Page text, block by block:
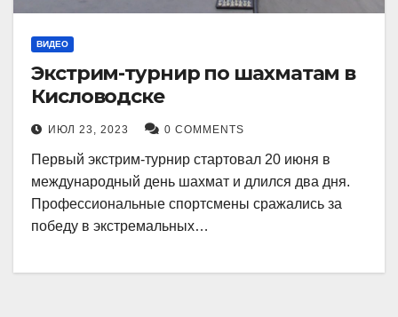
ВИДЕО
Экстрим-турнир по шахматам в
Кисловодске
ИЮЛ 23, 2023 0 COMMENTS
Первый экстрим-турнир стартовал 20 июня в
международный день шахмат и длился два дня.
Профессиональные спортсмены сражались за
победу в экстремальных…